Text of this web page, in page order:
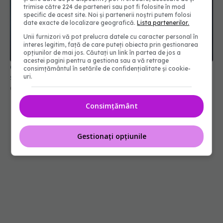
Când este recomandată colonoscopia și ce
semnale de alarmă nu trebuie ignorate
03 iul 2026, 19:58
trimise către 224 de parteneri sau pot fi folosite în mod
specific de acest site. Noi și partenerii noștri putem folosi
date exacte de localizare geografică.Lista partenerilor.
Unii furnizori vă pot prelucra datele cu caracter personal în
interes legitim, față de care puteți obiecta prin gestionarea
opțiunilor de mai jos. Căutați un link în partea de jos a
acestei pagini pentru a gestiona sau a vă retrage
consimțământul în setările de confidențialitate și cookie-
uri.
Consimțământ
Gestionați opțiunile